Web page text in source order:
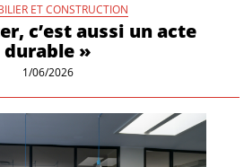
ET CONSTRUCTION
c’est aussi un acte
durable »
1/06/2026